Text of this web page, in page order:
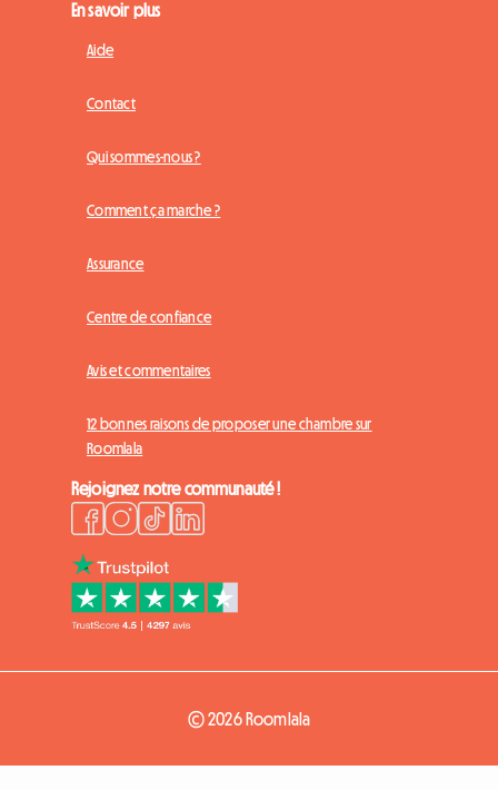
En savoir plus
Aide
Contact
Qui sommes-nous ?
Comment ça marche ?
Assurance
Centre de confiance
Avis et commentaires
12 bonnes raisons de proposer une chambre sur
Roomlala
Rejoignez notre communauté !
© 2026 Roomlala